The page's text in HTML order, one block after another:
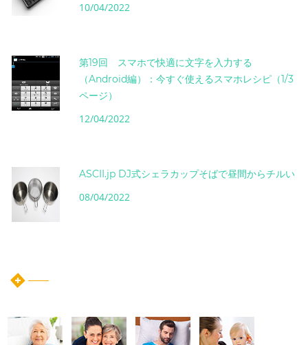
10/04/2022
第19回 スマホで快適に文字を入力する
（Android編）：今すぐ使えるスマホレシピ（1/3
ページ）
12/04/2022
ASCII.jp DJ式シェラカップそばで昼間からチルい
08/04/2022